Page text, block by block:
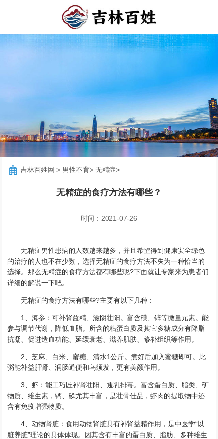
吉林百姓网 > 男性不育>无精症>
无精症的食疗方法有哪些？
时间：2021-07-26
无精症男性患病的人数越来越多，并且希望得到健康安全绿色
的治疗的人也不在少数，选择无精症的食疗方法不失为一种恰当的
选择。那么无精症的食疗方法都有哪些呢?下面就让专家来为患者们
详细的解说一下吧。
无精症的食疗方法有哪些?主要有以下几种：
1、海参：可补肾益精、滋阴壮阳。富含碘、锌等微量元素。能
参与调节代谢，降低血脂。所含的粘蛋白质及其它多糖成分有降脂
抗凝、促进造血功能、延缓衰老、滋养肌肤、修补组织等作用。
2、芝麻、白米、蜜糖、清水1公斤。煮好后加入蜜糖即可。此
粥能补益肝肾、润肠通便和乌须发，更有美颜作用。
3、虾：能工巧匠补肾壮阳、通乳排毒。富含蛋白质、脂类、矿
物质、维生素，钙、磷尤其丰富，是壮骨佳品，虾肉的提取物中还
含有免疫增强物质。
4、动物肾脏：食用动物肾脏具有补肾益精作用，是中医学“以
脏养脏”理论的具体体现。因其含有丰富的蛋白质、脂肪、多种维生